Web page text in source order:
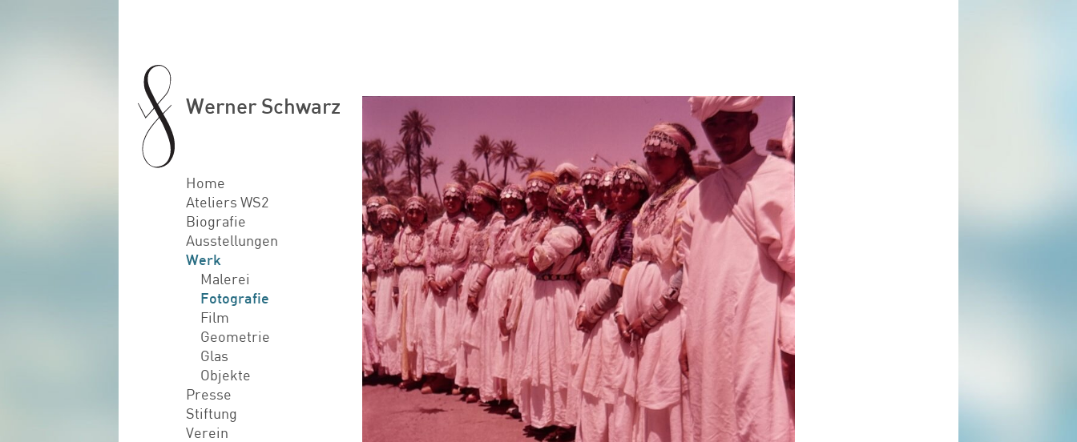
Werner Schwarz
Home
Ateliers WS2
Biografie
Ausstellungen
Werk
Malerei
Fotografie
Film
Geometrie
Glas
Objekte
Presse
Stiftung
Verein